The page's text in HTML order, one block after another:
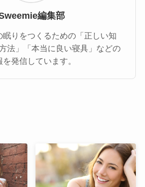
編集部
眠りをつくるための「正しい知
法」「本当に良い寝具」などの
を発信しています。